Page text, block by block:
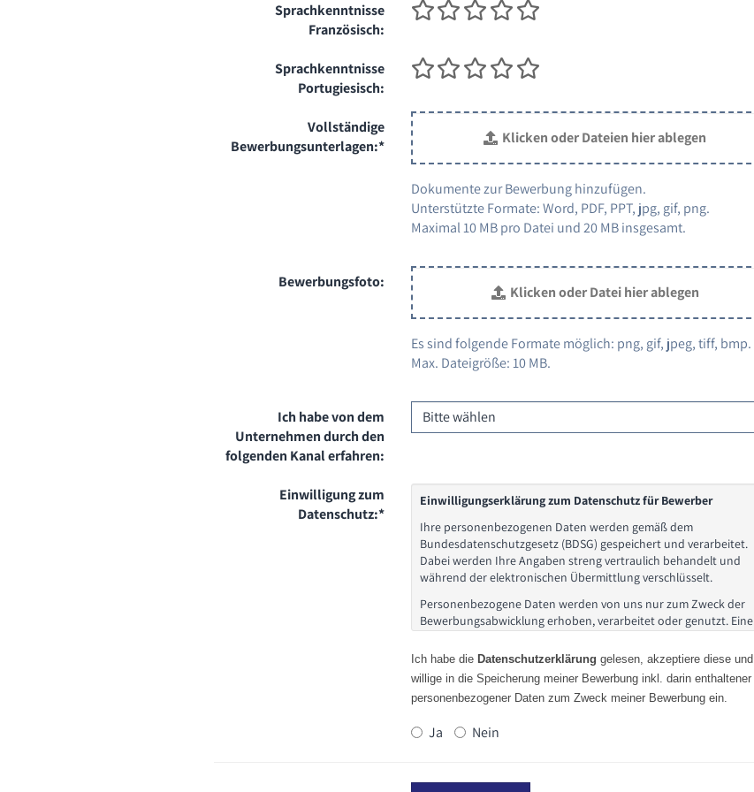
Sprachkenntnisse
Französisch:
1 Sterne
2 Sterne
3 Sterne
4 Sterne
Sprachkenntnisse
Portugiesisch:
1 Sterne
2 Sterne
3 Sterne
4 Sterne
Vollständige
Bewerbungsunterlagen:* Klicken oder Dateien hier ablegen
Dokumente zur Bewerbung hinzufügen.
Unterstützte Formate: Word, PDF, PPT, jpg, gif, png.
Maximal 10 MB pro Datei und 20 MB insgesamt.
Bewerbungsfoto:
Klicken oder Datei hier ablegen
Es sind folgende Formate möglich: png, gif, jpeg, tiff, bmp.
Max. Dateigröße: 10 MB.
Ich habe von dem
Unternehmen durch den
folgenden Kanal erfahren:
Bitte wählen
Einwilligung zum
Datenschutz:*
Einwilligungserklärung zum Datenschutz für Bewerber
Ihre personenbezogenen Daten werden gemäß dem
Bundesdatenschutzgesetz (BDSG) gespeichert und verarbeitet.
Dabei werden Ihre Angaben streng vertraulich behandelt und
während der elektronischen Übermittlung verschlüsselt.
Personenbezogene Daten werden von uns nur zum Zweck der
Bewerbungsabwicklung erhoben, verarbeitet oder genutzt. Eine
Bewerbungsverfahrens werden Daten wie Name, Adresse,
Telefonnummer, E-Mail, etc. erhoben. Diese Daten dienen
grundsätzlich der Kontaktaufnahme zu Ihrer Bewerbung.
Personalabteilung bearbeitet. Die Bewerbung wird dann an die
Bewerbungsunterlagen kann etwas Zeit in Anspruch nehmen.
Ich habe die Datenschutzerklärung gelesen, akzeptiere diese und
willige in die Speicherung meiner Bewerbung inkl. darin enthaltener
personenbezogener Daten zum Zweck meiner Bewerbung ein.
Ja Nein